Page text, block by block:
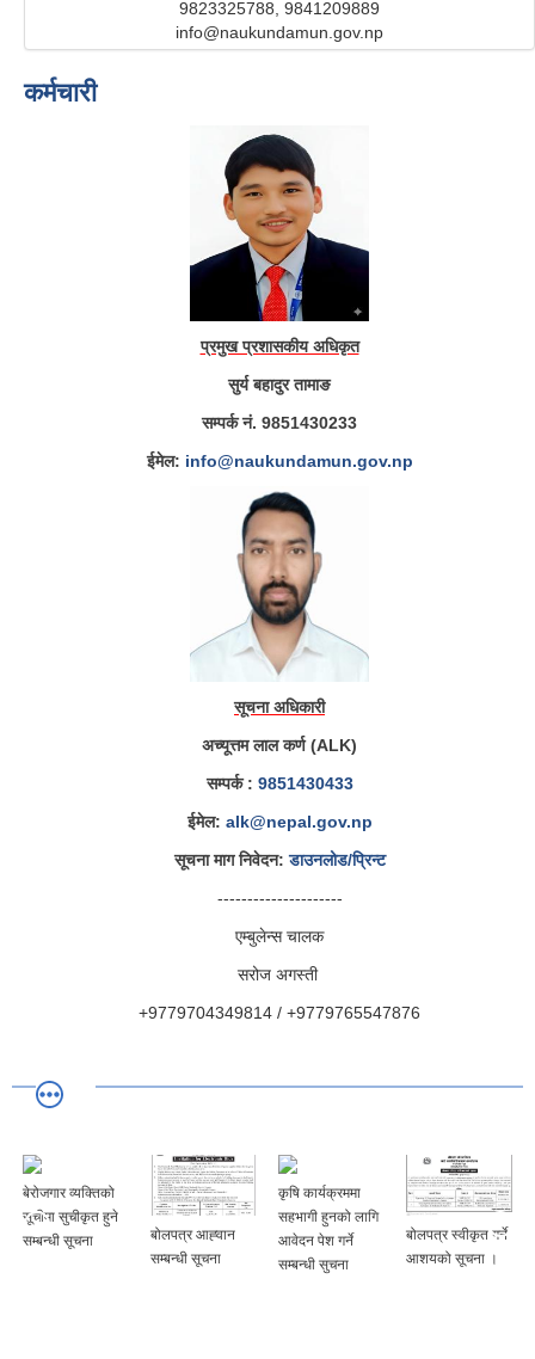
9823325788, 9841209889
info@naukundamun.gov.np
कर्मचारी
प्रमुख प्रशासकीय अधिकृत
सुर्य बहादुर तामाङ
सम्पर्क नं. 9851430233
ईमेल: info@naukundamun.gov.np
सूचना अधिकारी
अच्यूत्तम लाल कर्ण (ALK)
सम्पर्क : 9851430433
ईमेल: alk@nepal.gov.np
सूचना माग निवेदन:डाउनलोड/प्रिन्ट
---------------------
एम्बुलेन्स चालक
सरोज अगस्ती
+9779704349814 / +9779765547876
बेरोजगार व्यक्तिको
सूचीमा सुचीकृत हुने
सम्बन्धी सूचना
बोलपत्र आह्‍वान
सम्बन्धी सूचना
कृषि कार्यक्रममा
सहभागी हुनको लागि
आवेदन पेश गर्ने
सम्बन्धी सुचना
बोलपत्र स्वीकृत गर्ने
आशयको सूचना ।